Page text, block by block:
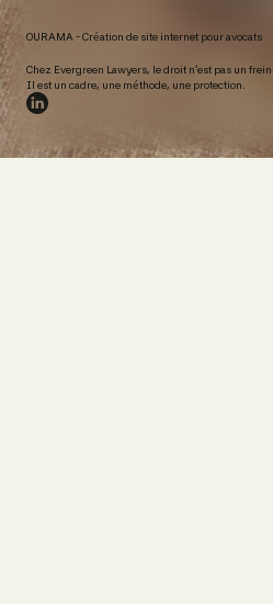
OURAMA -Création de site internet pour avocats
Chez Evergreen Lawyers, le droit n’est pas un frein.
Il est un cadre, une méthode, une protection.